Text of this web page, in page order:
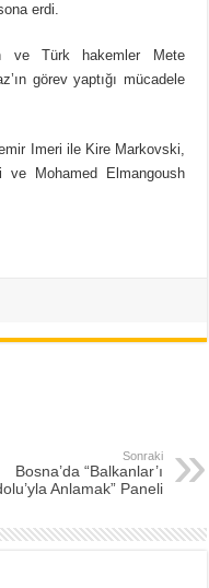
erdi.
ve Türk hakemler Mete
görev yaptığı mücadele
Imeri ile Kire Markovski,
ve Mohamed Elmangoush
Sonraki
Bosna’da “Balkanlar’ı
Anlamak” Paneli